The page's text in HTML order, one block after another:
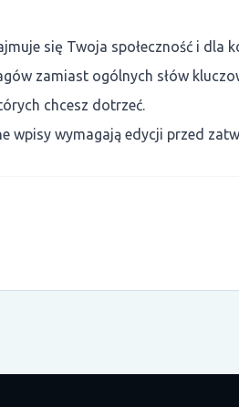
się Twoja społeczność i dla
zamiast ogólnych słów
chcesz dotrzeć.
wpisy wymagają edycji przed